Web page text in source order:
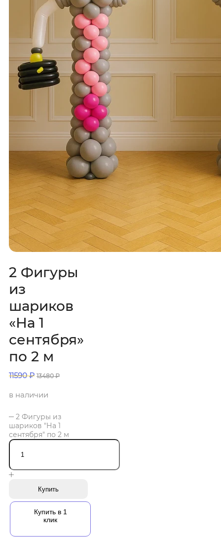
2 Фигуры
из
шариков
«На 1
сентября»
по 2 м
11590₽ 13480₽
в наличии
2 Фигуры из
шариков "На 1
сентября" по 2 м
Купить
Купить в 1
клик